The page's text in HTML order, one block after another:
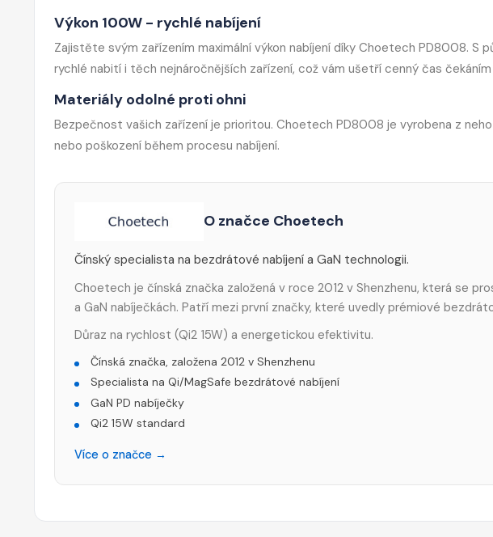
Výkon 100W - rychlé nabíjení
Zajistěte svým zařízením maximální výkon nabíjení díky Choetech PD8008. S
rychlé nabití i těch nejnáročnějších zařízení, což vám ušetří cenný čas
Materiály odolné proti ohni
Bezpečnost vašich zařízení je prioritou. Choetech PD8008 je vyrobena z
nebo poškození během procesu nabíjení.
O značce Choetech
Čínský specialista na bezdrátové nabíjení a GaN technologii.
Choetech je čínská značka založená v roce 2012 v Shenzhenu, která se
a GaN nabíječkách. Patří mezi první značky, které uvedly prémiové
Důraz na rychlost (Qi2 15W) a energetickou efektivitu.
Čínská značka, založena 2012 v Shenzhenu
Specialista na Qi/MagSafe bezdrátové nabíjení
GaN PD nabíječky
Qi2 15W standard
Více o značce →